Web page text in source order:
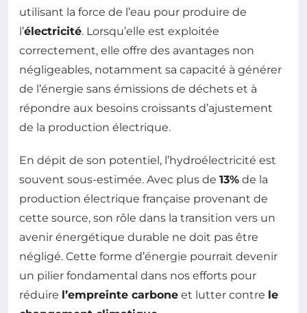
utilisant la force de l’eau pour produire de
l’électricité. Lorsqu’elle est exploitée
correctement, elle offre des avantages non
négligeables, notamment sa capacité à générer
de l’énergie sans émissions de déchets et à
répondre aux besoins croissants d’ajustement
de la production électrique.
En dépit de son potentiel, l’hydroélectricité est
souvent sous-estimée. Avec plus de 13% de la
production électrique française provenant de
cette source, son rôle dans la transition vers un
avenir énergétique durable ne doit pas être
négligé. Cette forme d’énergie pourrait devenir
un pilier fondamental dans nos efforts pour
réduire l’empreinte carbone et lutter contre le